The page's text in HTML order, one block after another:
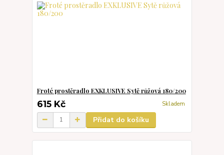
Froté prostěradlo EXKLUSIVE Sytě růžová 180/200
615 Kč Skladem
Přidat do košíku